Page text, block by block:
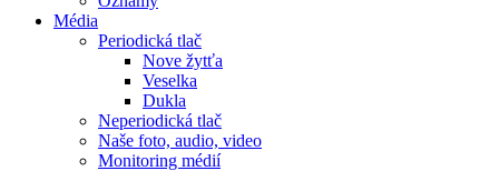
Média
Periodická tlač
Nove žytťa
Veselka
Dukla
Neperiodická tlač
Naše foto, audio, video
Monitoring médií